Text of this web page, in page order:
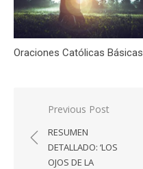
Oraciones Católicas Básicas
Navegación
de
entradas
Previous Post
RESUMEN
DETALLADO: ‘LOS
OJOS DE LA